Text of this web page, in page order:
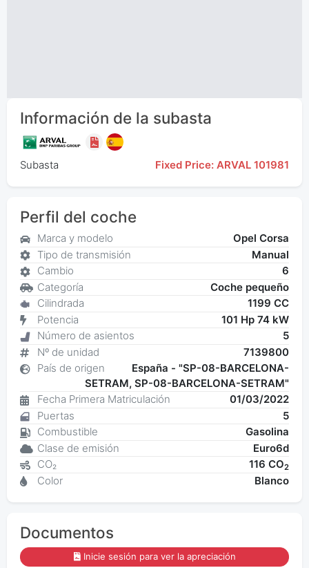
Información de la subasta
Subasta Fixed Price: ARVAL 101981
Perfil del coche
Marca y modelo
Opel Corsa
Tipo de transmisión
Manual
Cambio
6
Categoría
Coche pequeño
Cilindrada
1199 CC
Potencia
101 Hp 74 kW
Número de asientos
5
Nº de unidad
7139800
País de origen
España - "SP-08-BARCELONA-
SETRAM, SP-08-BARCELONA-SETRAM"
Fecha Primera Matriculación
01/03/2022
Puertas
5
Combustible
Gasolina
Clase de emisión
Euro6d
CO₂
116 CO2
Color Blanco
Documentos
Inicie sesión para ver la apreciación